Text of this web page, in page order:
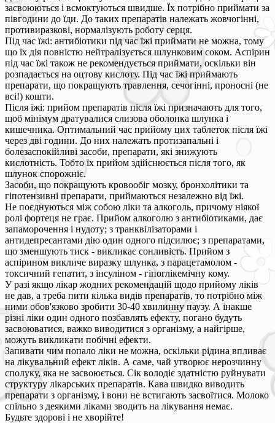
засвоюються і всмоктуються швидше. Їх потрібно приймати за
півгодини до їди. До таких препаратів належать жовчогінні,
противиразкові, нормалізують роботу серця.
Під час їжі: антибіотики під час їжі приймати не можна, тому
що їх дія повністю нейтралізується шлунковим соком. Аспірин
під час їжі також не рекомендується приймати, оскільки він
розпадається на оцтову кислоту. Під час їжі приймають
препарати, що покращують травлення, сечогінні, проносні (не
всі!) кошти.
Після їжі: прийом препаратів після їжі призначають для того,
щоб мінімум дратувалися слизова оболонка шлунка і
кишечника. Оптимальний час прийому цих таблеток після їжі
через дві години. До них належать протизапальні і
болезаспокійливі засоби, препарати, які знижують
кислотність. Тобто їх прийом здійснюється після того, як
шлунок спорожніє.
Засоби, що покращують кровообіг мозку, бронхолітики та
гіпотензивні препарати, приймаються незалежно від їжі.
Не поєднуються між собою ліки та алкоголь, причому ніякої
ролі фортеця не грає. Прийом алкоголю з антибіотиками, дає
запаморочення і нудоту; з транквілізаторами і
антидепресантами дію один одного підсилює; з препаратами,
що зменшують тиск - викликає сонливість. Прийом з
аспірином викличе виразку шлунка, з парацетамолом -
токсичний гепатит, з інсуліном - гіпоглікемічну кому.
У разі якщо лікар жодних рекомендацій щодо прийому ліків
не дав, а треба пити кілька видів препаратів, то потрібно між
ними обов'язково зробити 30-40 хвилинну паузу. А інакше
різні ліки один одного позбавлять ефекту, погано будуть
засвоюватися, важко виводитися з організму, а найгірше,
можуть викликати побічні ефекти.
Запивати чим попало ліки не можна, оскільки рідина впливає
на лікувальний ефект ліків. А саме, чай утворює нерозчинну
сполуку, яка не засвоюється. Сік володіє здатністю руйнувати
структуру лікарських препаратів. Кава швидко виводить
препарати з організму, і вони не встигають засвоїтися. Молоко
спільно з деякими ліками зводить на лікування немає.
Будьте здорові і не хворійте!